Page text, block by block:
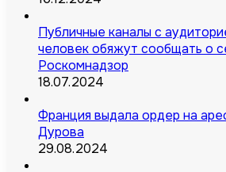
Публичные каналы с
человек обяжут сообщать о
Роскомнадзор
18.07.2024
Франция выдала ордер на
Дурова
29.08.2024